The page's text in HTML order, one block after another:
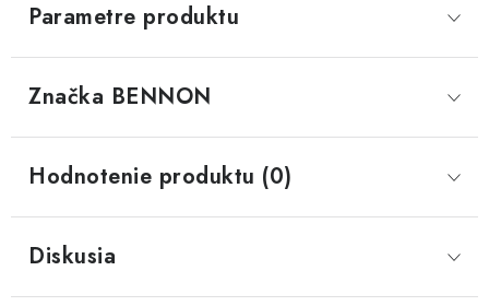
Parametre produktu
Značka BENNON
Hodnotenie produktu (0)
Diskusia